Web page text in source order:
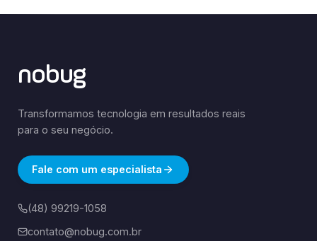
nobug
Transformamos tecnologia em resultados reais
para o seu negócio.
Fale com um especialista
(48) 99219-1058
contato@nobug.com.br